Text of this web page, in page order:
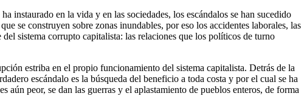
instaurado en la vida y en las sociedades, los escándalos se han sucedido
se construyen sobre zonas inundables, por eso los accidentes laborales, las
sistema corrupto capitalista: las relaciones que los políticos de turno
estriba en el propio funcionamiento del sistema capitalista. Detrás de la
escándalo es la búsqueda del beneficio a toda costa y por el cual se ha
aún peor, se dan las guerras y el aplastamiento de pueblos enteros, de forma